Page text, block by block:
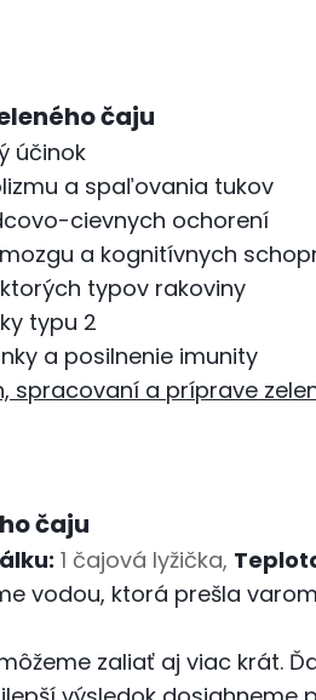
čaju
účinok
a spaľovania tukov
cievnych ochorení
mozgu a kognitívnych
typov rakoviny
typu 2
a posilnenie imunity
spracovaní a príprave
čaju
1 čajová lyžička,
vodou, ktorá prešla
zaliať aj viac krát.